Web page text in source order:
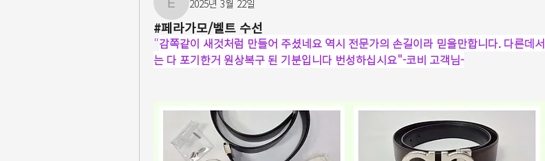
edward9881
2025년 3월 22일
#페라가모/벨트 수선
"감쪽같이 새것처럼 만들어 주셨네요 역시 전문가의 손길이라 믿을만합니다. 다른데서
는 다 포기한거 원상복구 된 기분입니다 번성하십시요"-코비 고객님-